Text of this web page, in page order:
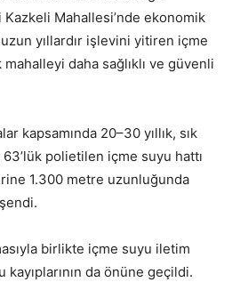
Kazkeli Mahallesi’nde ekonomik
yıllardır işlevini yitiren içme
daha sağlıklı ve güvenli
kapsamında 20–30 yıllık, sık
63’lük polietilen içme suyu hattı
1.300 metre uzunluğunda
birlikte içme suyu iletim
kayıplarının da önüne geçildi.